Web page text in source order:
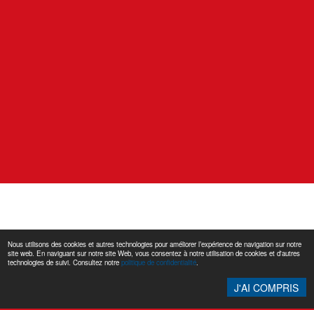
© 2015 Prud’homme Technologies
haut de la page
Nous utilisons des cookies et autres technologies pour améliorer l’expérience de navigation sur notre
site web. En naviguant sur notre site Web, vous consentez à notre utilisation de cookies et d'autres
technologies de suivi. Consultez notrepolitique de confidentialité.
J'AI COMPRIS